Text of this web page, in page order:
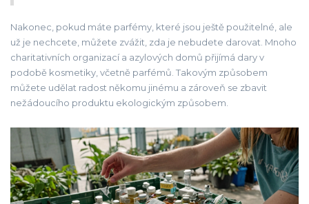
Nakonec, pokud máte parfémy, které jsou ještě použitelné, ale
už je nechcete, můžete zvážit, zda je nebudete darovat. Mnoho
charitativních organizací a azylových domů přijímá dary v
podobě kosmetiky, včetně parfémů. Takovým způsobem
můžete udělat radost někomu jinému a zároveň se zbavit
nežádoucího produktu ekologickým způsobem.